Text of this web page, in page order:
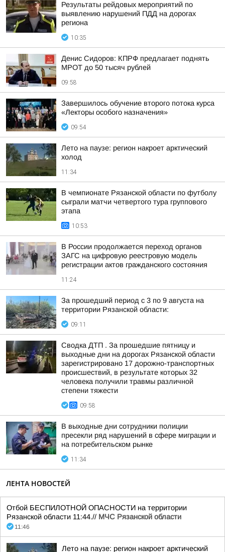
Результаты рейдовых мероприятий по
выявлению нарушений ПДД на дорогах
региона
10:35
Денис Сидоров: КПРФ предлагает поднять
МРОТ до 50 тысяч рублей
09:58
Завершилось обучение второго потока курса
«Лекторы особого назначения»
09:54
Лето на паузе: регион накроет арктический
холод
11:34
В чемпионате Рязанской области по футболу
сыграли матчи четвертого тура группового
этапа
10:53
В России продолжается переход органов
ЗАГС на цифровую реестровую модель
регистрации актов гражданского состояния
11:24
За прошедший период с 3 по 9 августа на
территории Рязанской области:
09:11
Сводка ДТП . За прошедшие пятницу и
выходные дни на дорогах Рязанской области
зарегистрировано 17 дорожно-транспортных
происшествий, в результате которых 32
человека получили травмы различной
степени тяжести
09:58
В выходные дни сотрудники полиции
пресекли ряд нарушений в сфере миграции и
на потребительском рынке
11:34
ЛЕНТА НОВОСТЕЙ
Отбой БЕСПИЛОТНОЙ ОПАСНОСТИ на территории
Рязанской области 11:44.// МЧС Рязанской области
11:46
Лето на паузе: регион накроет арктический